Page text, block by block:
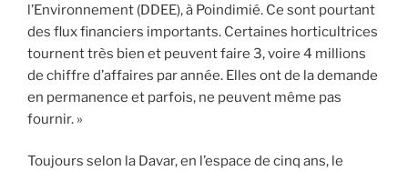
l’Environnement (DDEE), à Poindimié. Ce sont pourtant
des flux financiers importants. Certaines horticultrices
tournent très bien et peuvent faire 3, voire 4 millions
de chiffre d’affaires par année. Elles ont de la demande
en permanence et parfois, ne peuvent même pas
fournir. »
Toujours selon la Davar, en l’espace de cinq ans, le